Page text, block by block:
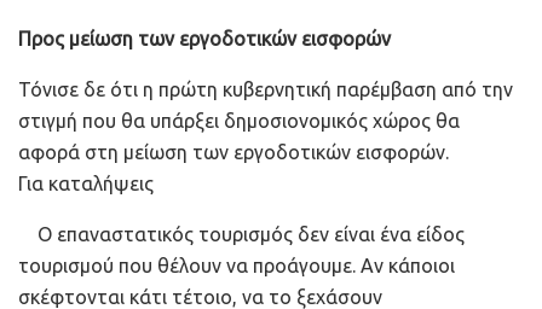
Προς μείωση των εργοδοτικών εισφορών
Τόνισε δε ότι η πρώτη κυβερνητική παρέμβαση από την
στιγμή που θα υπάρξει δημοσιονομικός χώρος θα
αφορά στη μείωση των εργοδοτικών εισφορών.
Για καταλήψεις
Ο επαναστατικός τουρισμός δεν είναι ένα είδος
τουρισμού που θέλουν να προάγουμε. Αν κάποιοι
σκέφτονται κάτι τέτοιο, να το ξεχάσουν